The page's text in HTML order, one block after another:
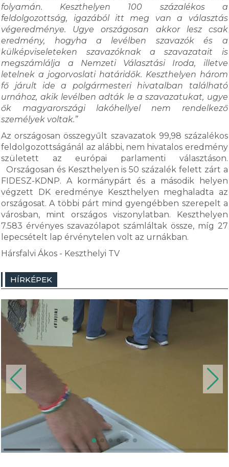
folyamán. Keszthelyen 100 százalékos a
feldolgozottság, igazából itt meg van a választás
végeredménye. Ugye országosan akkor lesz csak
eredmény, hogyha a levélben szavazók és a
külképviseleteken szavazóknak a szavazatait is
megszámlálja a Nemzeti Választási Iroda, illetve
letelnek a jogorvoslati határidők. Keszthelyen három
fő járult ide a polgármesteri hivatalban található
urnához, akik levélben adták le a szavazatukat, ugye
ők magyarországi lakóhellyel nem rendelkező
személyek voltak.”
Az országosan összegyűlt szavazatok 99,98 százalékos
feldolgozottságánál az alábbi, nem hivatalos eredmény
született az európai parlamenti választáson.
Országosan és Keszthelyen is 50 százalék felett zárt a
FIDESZ-KDNP. A kormánypárt és a második helyen
végzett DK eredménye Keszthelyen meghaladta az
országosat. A többi párt mind gyengébben szerepelt a
városban, mint országos viszonylatban. Keszthelyen
7.583 érvényes szavazólapot számláltak össze, míg 27
lepecsételt lap érvénytelen volt az urnákban.
Hársfalvi Ákos - Keszthelyi TV
HÍRKÉPEK